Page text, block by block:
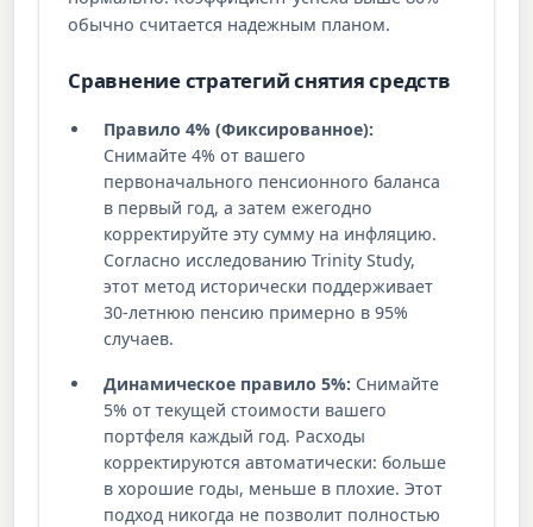
обычно считается надежным планом.
Сравнение стратегий снятия средств
Правило 4% (Фиксированное):
Снимайте 4% от вашего
первоначального пенсионного баланса
в первый год, а затем ежегодно
корректируйте эту сумму на инфляцию.
Согласно исследованию Trinity Study,
этот метод исторически поддерживает
30-летнюю пенсию примерно в 95%
случаев.
Динамическое правило 5%: Снимайте
5% от текущей стоимости вашего
портфеля каждый год. Расходы
корректируются автоматически: больше
в хорошие годы, меньше в плохие. Этот
подход никогда не позволит полностью